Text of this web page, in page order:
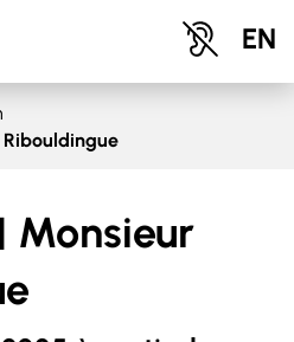
Podium
EN
Ribouldingue
Monsieur